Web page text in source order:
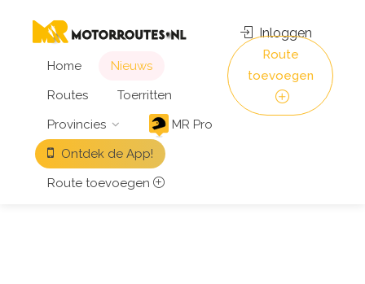
Home
Nieuws
Routes
Toerritten
Provincies
MR Pro
Ontdek de App!
Route toevoegen
Inloggen
Route
toevoegen